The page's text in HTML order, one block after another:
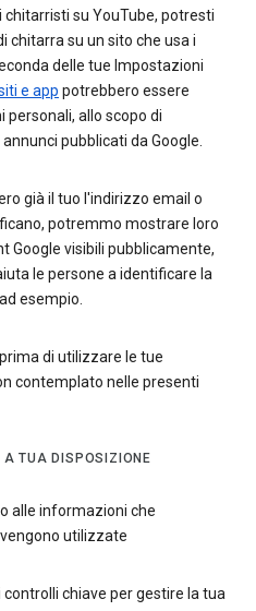
su YouTube, potresti
chitarra su un sito che usa i
delle tue Impostazioni
e app potrebbero essere
allo scopo di
pubblicati da Google.
già il tuo l'indirizzo email o
potremmo mostrare loro
Google visibili pubblicamente,
le persone a identificare la
esempio.
di utilizzare le tue
contemplato nelle presenti
TUA DISPOSIZIONE
alle informazioni che
utilizzate
chiave per gestire la tua